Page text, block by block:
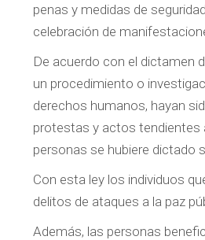
penas y medidas de
celebración de
De acuerdo con el dictamen
un procedimiento o
derechos humanos, hayan
protestas y actos tendientes
personas se hubiere dictado
Con esta ley los individuos
delitos de ataques a la paz
Además, las personas